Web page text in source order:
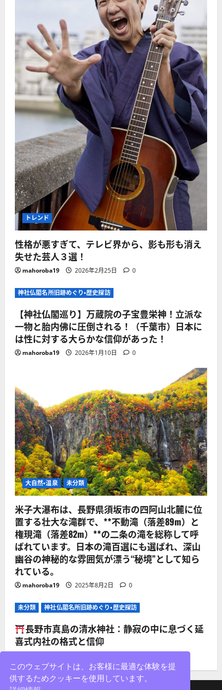
トレンド
性格が悪すぎて、テレビ界から、影も形も消え
失せた芸人３選！
mahoroba19 2026年2月25日 0
神社仏閣名所旧跡めぐり・歴史探訪
【神社仏閣巡り】万蔵院の子宝豊栄神！立派な
一物と胎内佛に圧倒される！（千葉市）日本に
は性に対する大らかな信仰があった！
mahoroba19 2026年1月10日 0
大自然・温泉 未分類
米子大瀑布は、長野県須坂市の四阿山北麓に位
置する壮大な滝群で、**不動滝（落差89m）と
権現滝（落差82m）**の二条の滝を総称して呼
ばれています。日本の滝百選にも選ばれ、深山
幽谷の神秘的な雰囲気が漂う“秘境”として知ら
れている。
mahoroba19 2025年8月2日 0
未分類 神社仏閣名所旧跡めぐり・歴史探訪
長野市真島の清水神社：静寂の中に息づく延
喜式内社の格式と信仰
このウェブサイトは、お客様に最適な体験を提
供するためクッキーを使用しています。